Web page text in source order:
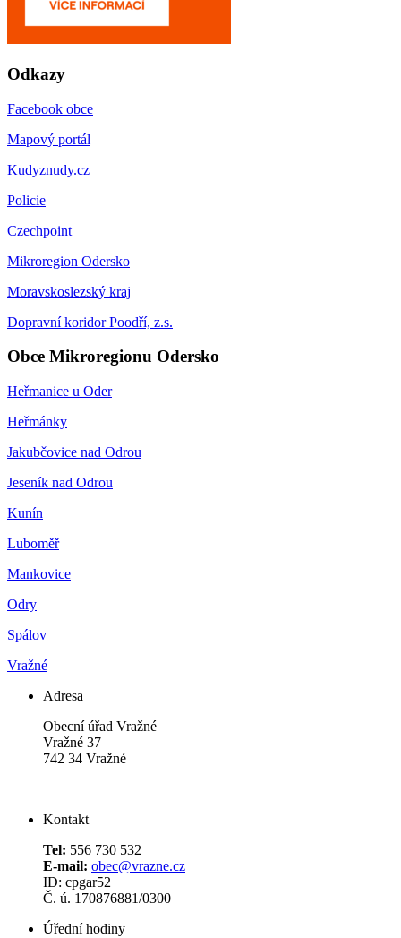
Odkazy
Facebook obce
Mapový portál
Kudyznudy.cz
Policie
Czechpoint
Mikroregion Odersko
Moravskoslezský kraj
Dopravní koridor Poodří, z.s.
Obce Mikroregionu Odersko
Heřmanice u Oder
Heřmánky
Jakubčovice nad Odrou
Jeseník nad Odrou
Kunín
Luboměř
Mankovice
Odry
Spálov
Vražné
Adresa
Obecní úřad Vražné
Vražné 37
742 34 Vražné
Kontakt
Tel: 556 730 532
E-mail: obec@vrazne.cz
ID: cpgar52
Č. ú. 170876881/0300
Úřední hodiny